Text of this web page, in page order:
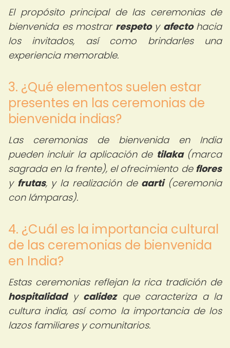
El propósito principal de las ceremonias de
bienvenida es mostrar respetoy afectohacia
los invitados, así como brindarles una
experiencia memorable.
3. ¿Qué elementos suelen estar
presentes en las ceremonias de
bienvenida indias?
Las ceremonias de bienvenida en India
pueden incluir la aplicación de tilaka(marca
sagrada en la frente), el ofrecimiento de flores
y frutas, y la realización de aarti(ceremonia
con lámparas).
4. ¿Cuál es la importancia cultural
de las ceremonias de bienvenida
en India?
Estas ceremonias reflejan la rica tradición de
hospitalidady calidezque caracteriza a la
cultura india, así como la importancia de los
lazos familiares y comunitarios.